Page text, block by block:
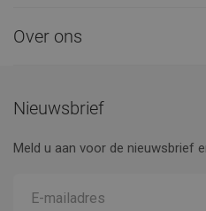
Over ons
Nieuwsbrief
Meld u aan voor de nieuwsbrief